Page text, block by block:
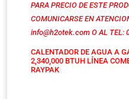
PARA PRECIO DE ESTE
COMUNICARSE EN
info@h2otek.com O AL TEL:
CALENTADOR DE AGUA A
2,340,000 BTUH LÍNEA
RAYPAK